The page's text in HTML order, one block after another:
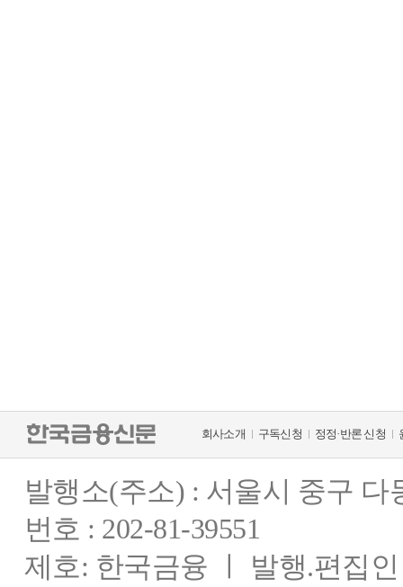
회사소개 구독신청 정정·반론 신청
발행소(주소) : 서울시 중구
번호 : 202-81-39551
제호: 한국금융 ㅣ 발행.편집